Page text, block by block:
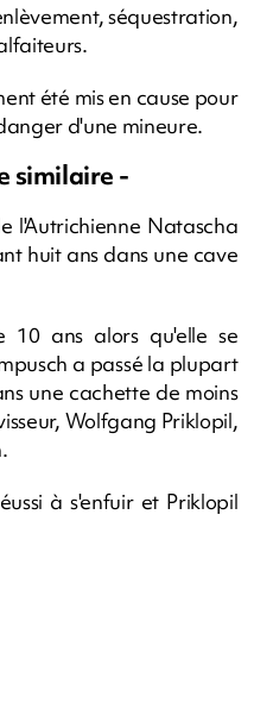
séquestration,
été mis en cause pour
d'une mineure.
similaire -
l'Autrichienne Natascha
huit ans dans une cave
10 ans alors qu'elle se
a passé la plupart
une cachette de moins
Wolfgang Priklopil,
à s'enfuir et Priklopil